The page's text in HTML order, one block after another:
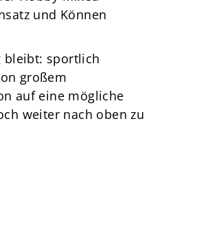
und Können
bleibt: sportlich
großem
auf eine mögliche
weiter nach oben zu